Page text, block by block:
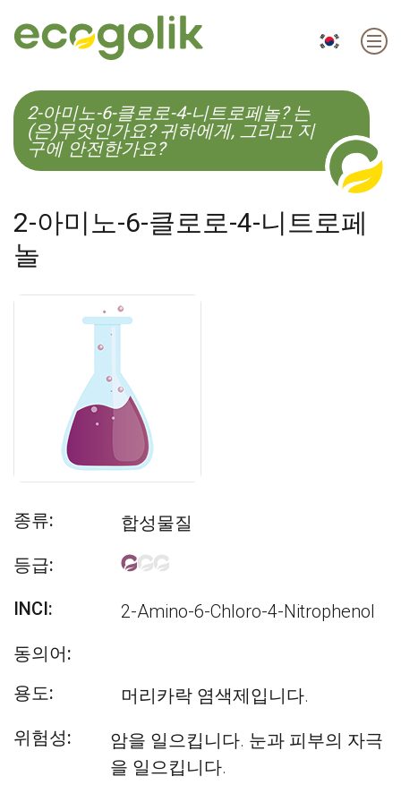
EN ES CS KO
2-아미노-6-클로로-4-니트로페놀? 는
(은)무엇인가요? 귀하에게, 그리고 지
구에 안전한가요?
2-아미노-6-클로로-4-니트로페
놀
종류:
합성물질
등급:
INCI:
2-Amino-6-Chloro-4-Nitrophenol
동의어:
용도:
머리카락 염색제입니다.
위험성:
암을 일으킵니다. 눈과 피부의 자극
을 일으킵니다.